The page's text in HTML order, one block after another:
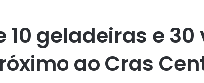
10 geladeiras e
ao Cras